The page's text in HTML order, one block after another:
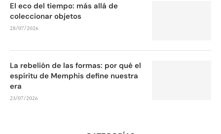
El eco del tiempo: más allá de
coleccionar objetos
28/07/2026
La rebelión de las formas: por qué el
espíritu de Memphis define nuestra
era
23/07/2026